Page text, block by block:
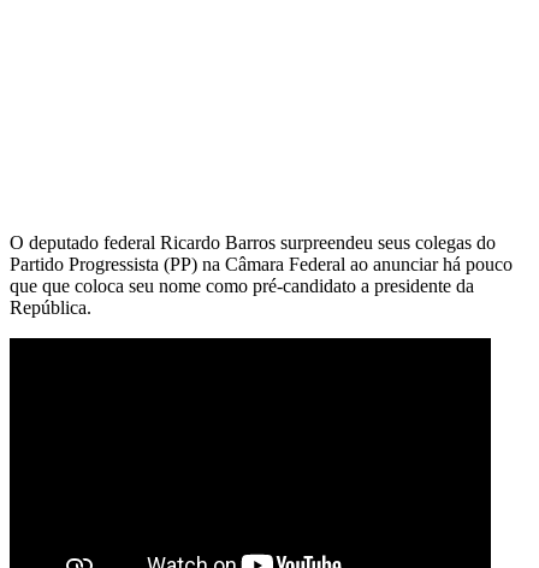
O deputado federal Ricardo Barros surpreendeu seus colegas do
Partido Progressista (PP) na Câmara Federal ao anunciar há pouco
que que coloca seu nome como pré-candidato a presidente da
República.